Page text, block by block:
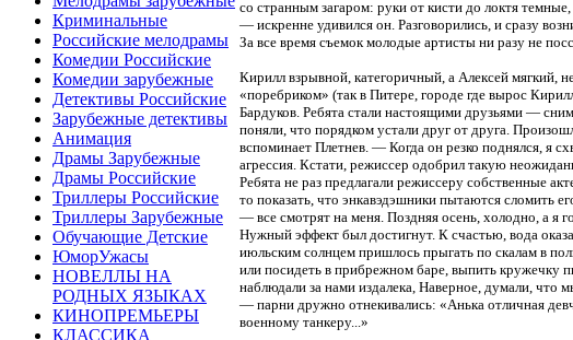
Криминальные
Российские мелодрамы
Комедии Российские
Комедии зарубежные
Детективы Российские
Зарубежные детективы
Анимация
Драмы Зарубежные
Драмы Российские
Триллеры Российские
Триллеры Зарубежные
Обучающие Детские
ЮморУжасы
НОВЕЛЛЫ НА
РОДНЫХ ЯЗЫКАХ
КИНОПРЕМЬЕРЫ
КЛАССИКА
со странным загаром: руки от кисти до локтя
— искренне удивился он. Разговорились, и сразу
За все время съемок молодые артисты ни разу не
Кирилл взрывной, категоричный, а Алексей мягкий,
«поребриком» (так в Питере, городе где вырос
Бардуков. Ребята стали настоящими друзьями —
поняли, что порядком устали друг от друга.
вспоминает Плетнев. — Когда он резко поднялся, я
агрессия. Кстати, режиссер одобрил такую
Ребята не раз предлагали режиссеру собственные
то показать, что энкавэдэшники пытаются сломить
— все смотрят на меня. Поздняя осень, холодно, а я
Нужный эффект был достигнут. К счастью, вода
июльским солнцем пришлось прыгать по скалам в
или посидеть в прибрежном баре, выпить кружечку
наблюдали за нами издалека, Наверное, думали, что
— парни дружно отнекивались: «Анька отличная
военному танкеру...»